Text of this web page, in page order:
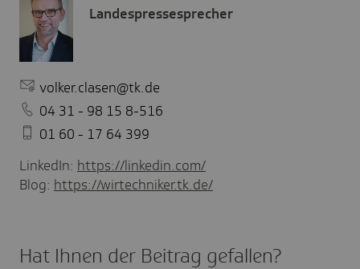
Landespressesprecher
volker.clasen@tk.de
04 31 - 98 15 8-516
01 60 - 17 64 399
LinkedIn: https://linkedin.com/
Blog: https://wirtechniker.tk.de/
Hat Ihnen der Beitrag gefal­len?